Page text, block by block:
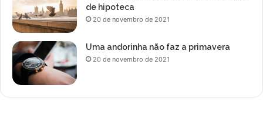
n
o
s
de hipoteca
20 de novembro de 2021
Uma andorinha não faz a primavera
20 de novembro de 2021